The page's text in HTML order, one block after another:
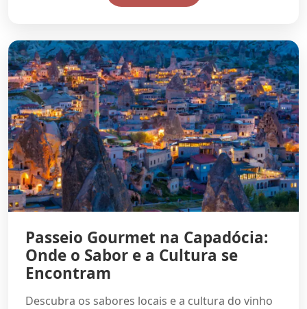
Passeio Gourmet na Capadócia:
Onde o Sabor e a Cultura se
Encontram
Descubra os sabores locais e a cultura do vinho